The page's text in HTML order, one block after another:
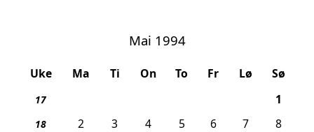
Mai 1994
Uke Ma Ti On To Fr Lø Sø
17 1
18 2 3 4 5 6 7 8